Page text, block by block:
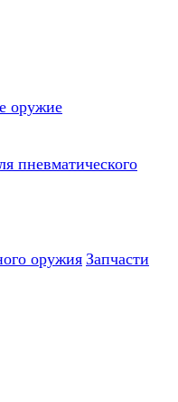
оружие
пневматического
оружияЗапчасти